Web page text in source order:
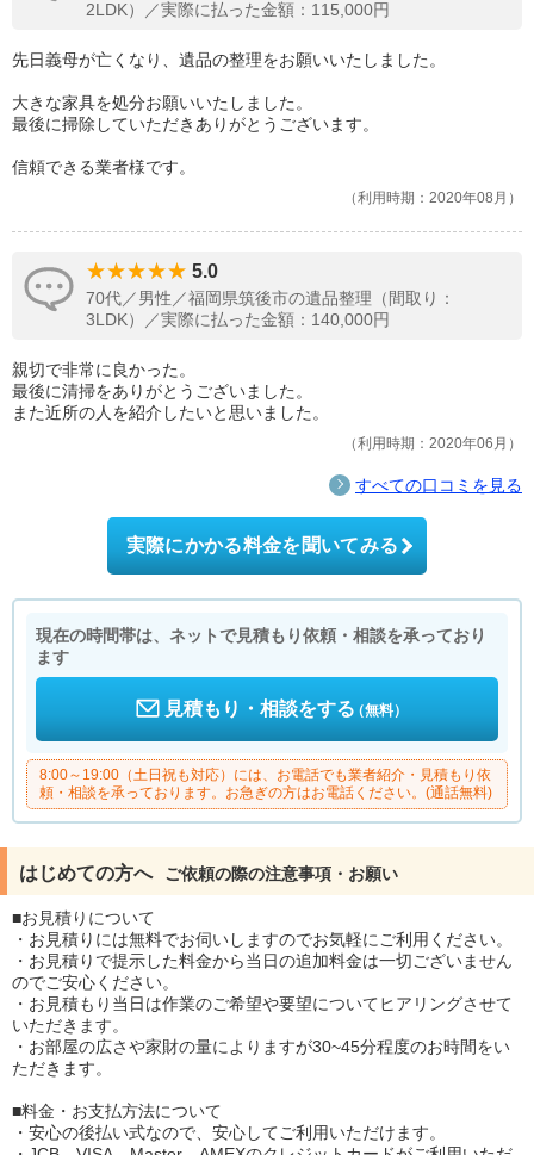
2LDK）／実際に払った金額：115,000円
先日義母が亡くなり、遺品の整理をお願いいたしました。
大きな家具を処分お願いいたしました。
最後に掃除していただきありがとうございます。
信頼できる業者様です。
利用時期：2020年08月
5.0
70代／男性／福岡県筑後市の遺品整理（間取り：
3LDK）／実際に払った金額：140,000円
親切で非常に良かった。
最後に清掃をありがとうございました。
また近所の人を紹介したいと思いました。
利用時期：2020年06月
すべての口コミを見る
実際にかかる料金を聞いてみる
現在の時間帯は、ネットで見積もり依頼・相談を承っており
ます
見積もり・相談をする（無料）
8:00～19:00（土日祝も対応）には、お電話でも業者紹介・見積もり依
頼・相談を承っております。お急ぎの方はお電話ください。(通話無料)
はじめての方へ ご依頼の際の注意事項・お願い
■お見積りについて
・お見積りには無料でお伺いしますのでお気軽にご利用ください。
・お見積りで提示した料金から当日の追加料金は一切ございません
のでご安心ください。
・お見積もり当日は作業のご希望や要望についてヒアリングさせて
いただきます。
・お部屋の広さや家財の量によりますが30~45分程度のお時間をい
ただきます。
■料金・お支払方法について
・安心の後払い式なので、安心してご利用いただけます。